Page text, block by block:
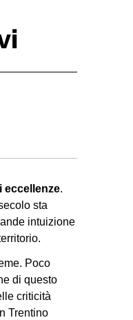
eccellenze.
sta
intuizione
Poco
di questo
criticità
Trentino